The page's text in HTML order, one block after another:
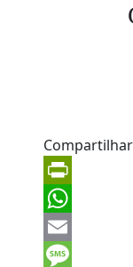
Compartilhar
PrintFriendly
WhatsApp
Email